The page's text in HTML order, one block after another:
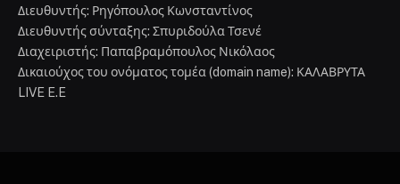
Διευθυντής: Ρηγόπουλος Κωνσταντίνος
Διευθυντής σύνταξης: Σπυριδούλα Τσενέ
Διαχειριστής: Παπαβραμόπουλος Νικόλαος
Δικαιούχος του ονόματος τομέα (domain name): ΚΑΛΑΒΡΥΤΑ
LIVE E.E